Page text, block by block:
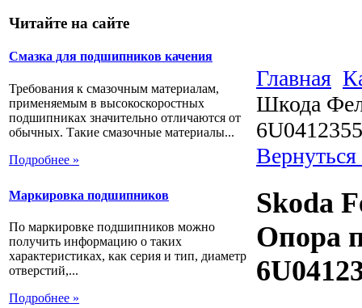
Читайте на сайте
Смазка для подшипников качения
Требования к смазочным материалам,
применяемым в высокоскоростных
подшипниках значительно отличаются от
обычных. Такие смазочные материалы...
Подробнее »
Маркировка подшипников
По маркировке подшипников можно
получить информацию о таких
характеристиках, как серия и тип, диаметр
отверстий,...
Подробнее »
Главная
Шкода
6U0412355
Skoda
Опора